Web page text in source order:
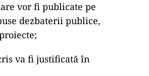
vor fi publicate pe
dezbaterii publice,
va fi justificată în